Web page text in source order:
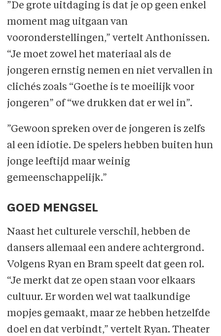
”De grote uitdaging is dat je op geen enkel
moment mag uitgaan van
vooronderstellingen,” vertelt Anthonissen.
“Je moet zowel het materiaal als de
jongeren ernstig nemen en niet vervallen in
clichés zoals “Goethe is te moeilijk voor
jongeren” of “we drukken dat er wel in”.
”Gewoon spreken over de jongeren is zelfs
al een idiotie. De spelers hebben buiten hun
jonge leeftijd maar weinig
gemeenschappelijk.”
GOED MENGSEL
Naast het culturele verschil, hebben de
dansers allemaal een andere achtergrond.
Volgens Ryan en Bram speelt dat geen rol.
“Je merkt dat ze open staan voor elkaars
cultuur. Er worden wel wat taalkundige
mopjes gemaakt, maar ze hebben hetzelfde
doel en dat verbindt,” vertelt Ryan. Theater